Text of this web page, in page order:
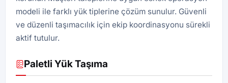
modeli ile farklı yük tiplerine çözüm sunulur. Güvenli
ve düzenli taşımacılık için ekip koordinasyonu sürekli
aktif tutulur.
Paletli Yük Taşıma